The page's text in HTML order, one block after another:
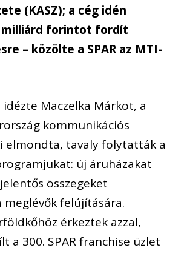
(KASZ); a cég idén
milliárd forintot fordít
– közölte a SPAR az MTI-
Maczelka Márkot, a
kommunikációs
elmondta, tavaly folytatták a
új áruházakat
összegeket
felújítására.
érkeztek azzal,
a 300. SPAR franchise üzlet